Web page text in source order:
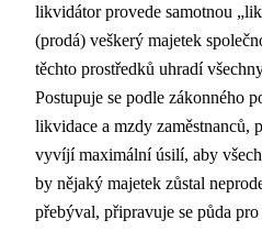
likvidátor provede samotnou
(prodá) veškerý majetek
těchto prostředků uhradí
Postupuje se podle zákonného
likvidace a mzdy zaměstnanců,
vyvíjí maximální úsilí, aby
by nějaký majetek zůstal
přebýval, připravuje se půda